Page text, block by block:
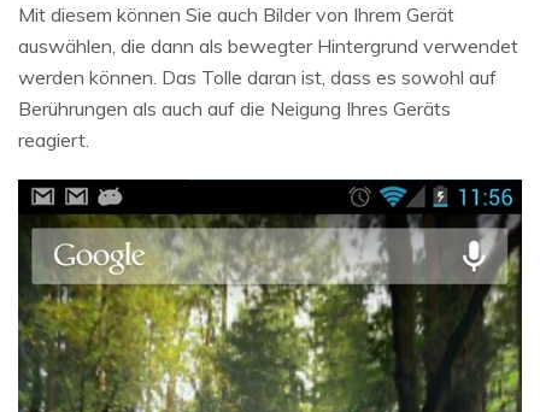
Mit diesem können Sie auch Bilder von Ihrem Gerät
auswählen, die dann als bewegter Hintergrund verwendet
werden können. Das Tolle daran ist, dass es sowohl auf
Berührungen als auch auf die Neigung Ihres Geräts
reagiert.